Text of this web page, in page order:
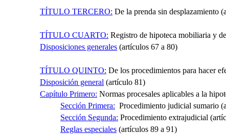
TÍTULO TERCERO: De la prenda sin desplazamiento
TÍTULO CUARTO: Registro de hipoteca mobiliaria y
Disposiciones generales (artículos 67 a 80)
TÍTULO QUINTO: De los procedimientos para hacer
Disposición general (artículo 81)
Capítulo Primero: Normas procesales aplicables a la
Sección Primera: Procedimiento judicial sumario
Sección Segunda: Procedimiento extrajudicial
Reglas especiales (artículos 89 a 91)